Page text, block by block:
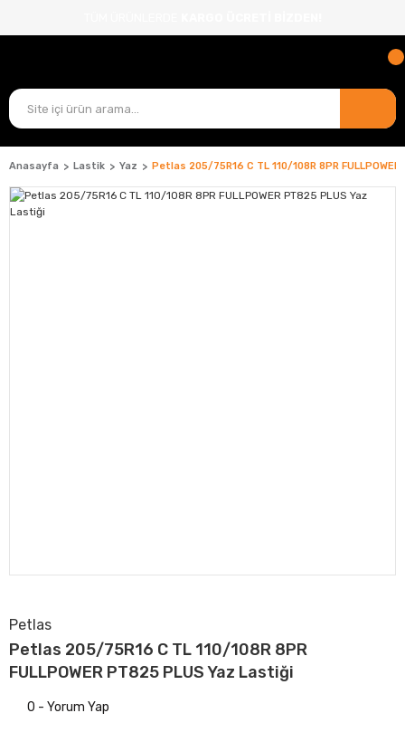
Anasayfa Lastik Yaz Petlas 205/75R16 C TL 110/108R 8PR
Petlas
Petlas 205/75R16 C TL 110/108R 8PR
FULLPOWER PT825 PLUS Yaz Lastiği
0 - Yorum Yap